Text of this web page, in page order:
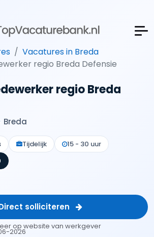
Vacatures in Breda
regio Breda Defensie
regio Breda
Breda
Tijdelijk
15 - 30 uur
solliciteren
op website van werkgever
2026